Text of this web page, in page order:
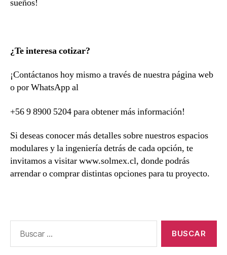
sueños!
¿Te interesa cotizar?
¡Contáctanos hoy mismo a través de nuestra página web
o por WhatsApp al
+56 9 8900 5204 para obtener más información!
Si deseas conocer más detalles sobre nuestros espacios
modulares y la ingeniería detrás de cada opción, te
invitamos a visitar www.solmex.cl, donde podrás
arrendar o comprar distintas opciones para tu proyecto.